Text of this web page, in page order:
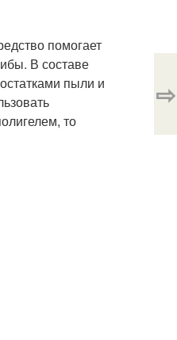
помогает
В составе
пыли и
то
⇨